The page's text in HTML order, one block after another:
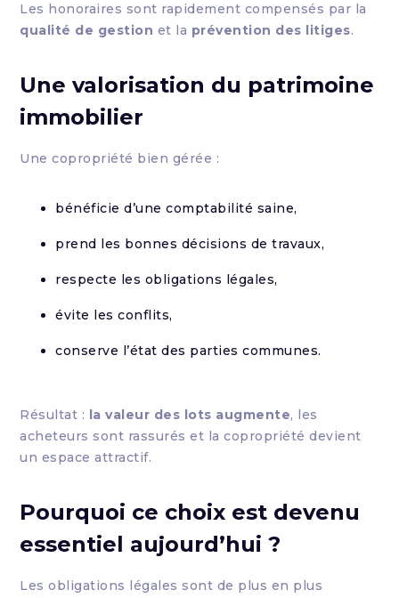
Les honoraires sont rapidement compensés par la
qualité de gestion et la prévention des litiges.
Une valorisation du patrimoine
immobilier
Une copropriété bien gérée :
bénéficie d’une comptabilité saine,
prend les bonnes décisions de travaux,
respecte les obligations légales,
évite les conflits,
conserve l’état des parties communes.
Résultat : la valeur des lots augmente, les
acheteurs sont rassurés et la copropriété devient
un espace attractif.
Pourquoi ce choix est devenu
essentiel aujourd’hui ?
Les obligations légales sont de plus en plus